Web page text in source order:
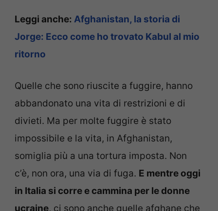
Leggi anche: Afghanistan, la storia di
Jorge: Ecco come ho trovato Kabul al mio
ritorno
Quelle che sono riuscite a fuggire, hanno
abbandonato una vita di restrizioni e di
divieti. Ma per molte fuggire è stato
impossibile e la vita, in Afghanistan,
somiglia più a una tortura imposta. Non
c’è, non ora, una via di fuga. E mentre oggi
in Italia si corre e cammina per le donne
ucraine, ci sono anche quelle afghane che